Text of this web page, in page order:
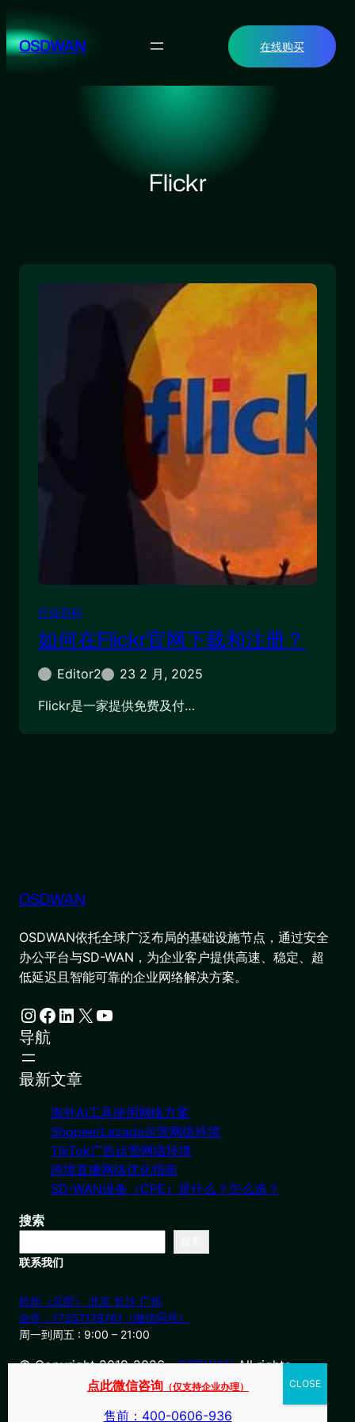
至
内OSDWAN 在线购买
Flickr
行业百科
如何在Flickr官网下载和注册？
Editor2
23 2 月, 2025
Flickr是一家提供免费及付…
OSDWAN
OSDWAN依托全球广泛布局的基础设施节点，通过安全
办公平台与SD-WAN，为企业客户提供高速、稳定、超
低延迟且智能可靠的企业网络解决方案。
Instagram Facebook LinkedIn X YouTube
导航
最新文章
海外AI工具使用网络方案
Shopee/Lazada运营网络环境
TikTok广告运营网络环境
跨境直播网络优化指南
SD-WAN设备（CPE）是什么？怎么选？
搜索
联系我们
杭州（总部） 北京 长沙 广州
合作：17357178761（微信同号）
周一到周五 : 9:00 – 21:00
© Copyright 2019-2026・OSDWANAll rights
点此微信咨询 （仅支持企业办理）
售前：400-0606-936